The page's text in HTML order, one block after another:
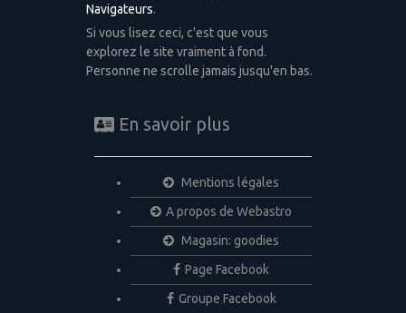
Navigateurs.
Si vous lisez ceci, c'est que vous
explorez le site vraiment à fond.
Personne ne scrolle jamais jusqu'en bas.
En savoir plus
Mentions légales
A propos de Webastro
Magasin: goodies
Page Facebook
Groupe Facebook